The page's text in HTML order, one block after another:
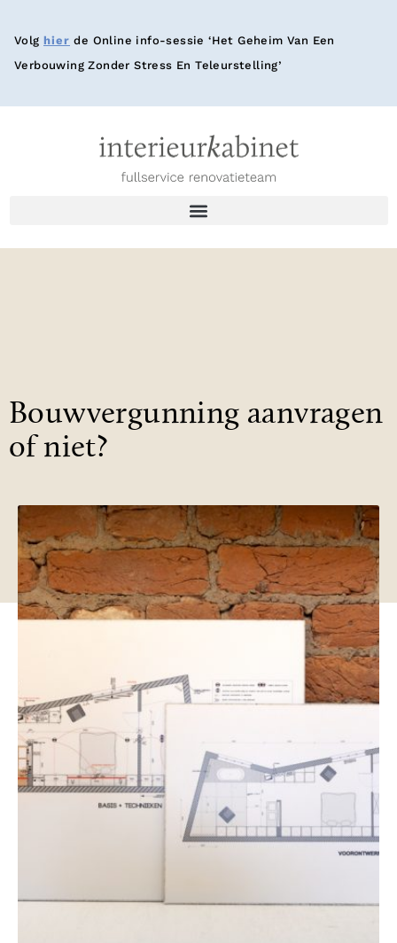
Volg hier de Online info-sessie ‘Het Geheim Van Een
Verbouwing Zonder Stress En Teleurstelling’
Bouwvergunning aanvragen
of niet?